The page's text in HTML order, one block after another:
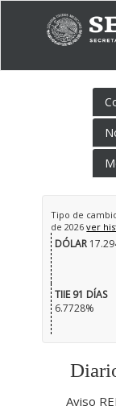
Tipo de
de 2026ver
DÓLAR
TIIE 91 DÍAS
6.7728%
Aviso